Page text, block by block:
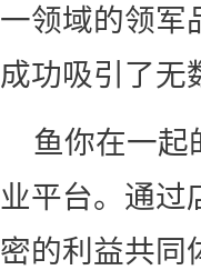
一领域的领军
成功吸引了无
鱼你在一起
业平台。通过
密的利益共同